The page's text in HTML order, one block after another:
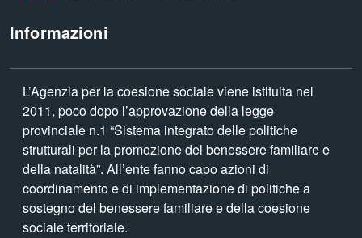
Informazioni
L’Agenzia per la coesione sociale viene istituita nel
2011, poco dopo l’approvazione della legge
provinciale n.1 “Sistema integrato delle politiche
strutturali per la promozione del benessere familiare e
della natalità”. All’ente fanno capo azioni di
coordinamento e di implementazione di politiche a
sostegno del benessere familiare e della coesione
sociale territoriale.